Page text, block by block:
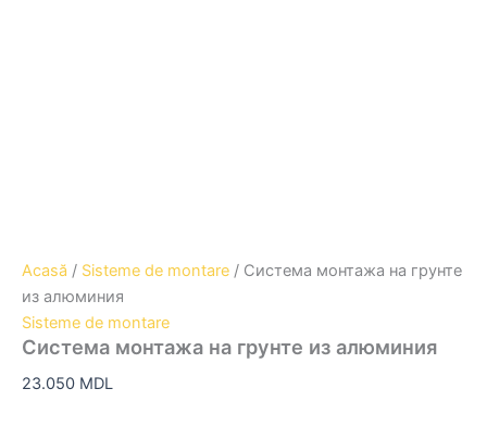
Acasă / Sisteme de montare / Система монтажа на грунте
из алюминия
Sisteme de montare
Система монтажа на грунте из алюминия
23.050 MDL